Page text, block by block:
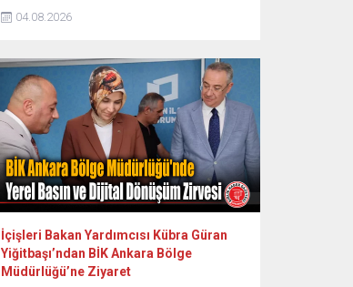
vatandaşlığı sağlayan şebekeye yönelik
düzenlenen ve 72 şüphelinin yakalandığı
kapsamlı bir basın açıklaması yaptı. Yapılan
incelemeler sonucunda toplam 6 bin 134
kişinin vatandaşlık kararı iptal edildi veya
geri alındı. Bakanlık tarafından yapılan
açıklamada, yatırım yoluyla Türk
vatandaşlığı...
04.08.2026
İçişleri Bakan Yardımcısı Kübra Güran
Yiğitbaşı’ndan BİK Ankara Bölge
Müdürlüğü’ne Ziyaret